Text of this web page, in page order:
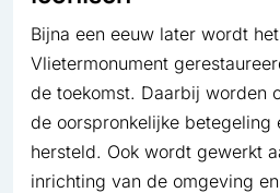
Bijna een eeuw later wordt
Vlietermonument
de toekomst. Daarbij worden
de oorspronkelijke betegeling
hersteld. Ook wordt gewerkt
inrichting van de omgeving